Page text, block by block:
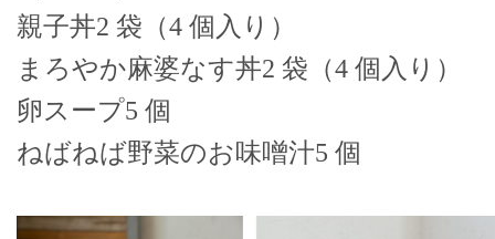
親子丼2 袋（4 個入り）
まろやか麻婆なす丼2 袋（4 個入り）
卵スープ5 個
ねばねば野菜のお味噌汁5 個